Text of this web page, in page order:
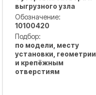
выгрузного узла
Обозначение:
10100420
Подбор:
по модели, месту
установки, геометрии
и крепёжным
отверстиям